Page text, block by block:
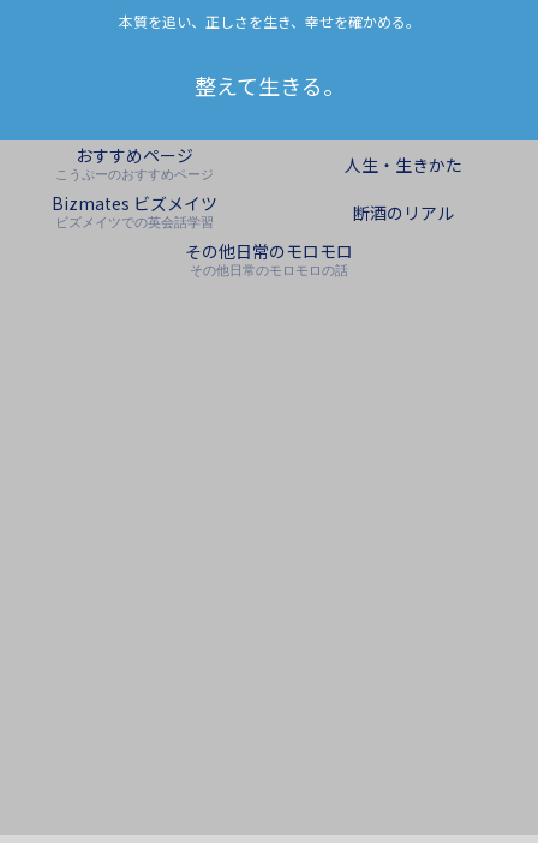
本質を追い、正しさを生き、幸せを確かめる。
整えて生きる。
おすすめページ
こうぷーのおすすめページ
人生・生きかた
Bizmates ビズメイツ
ビズメイツでの英会話学習
断酒のリアル
その他日常のモロモロ
その他日常のモロモロの話